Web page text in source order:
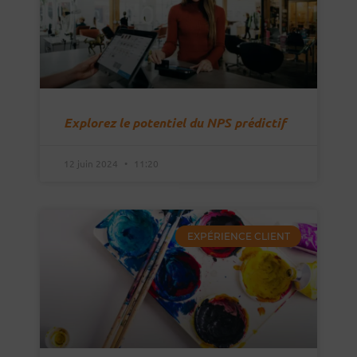
Explorez le potentiel du NPS prédictif
12 juin 2024 11:20
EXPÉRIENCE CLIENT